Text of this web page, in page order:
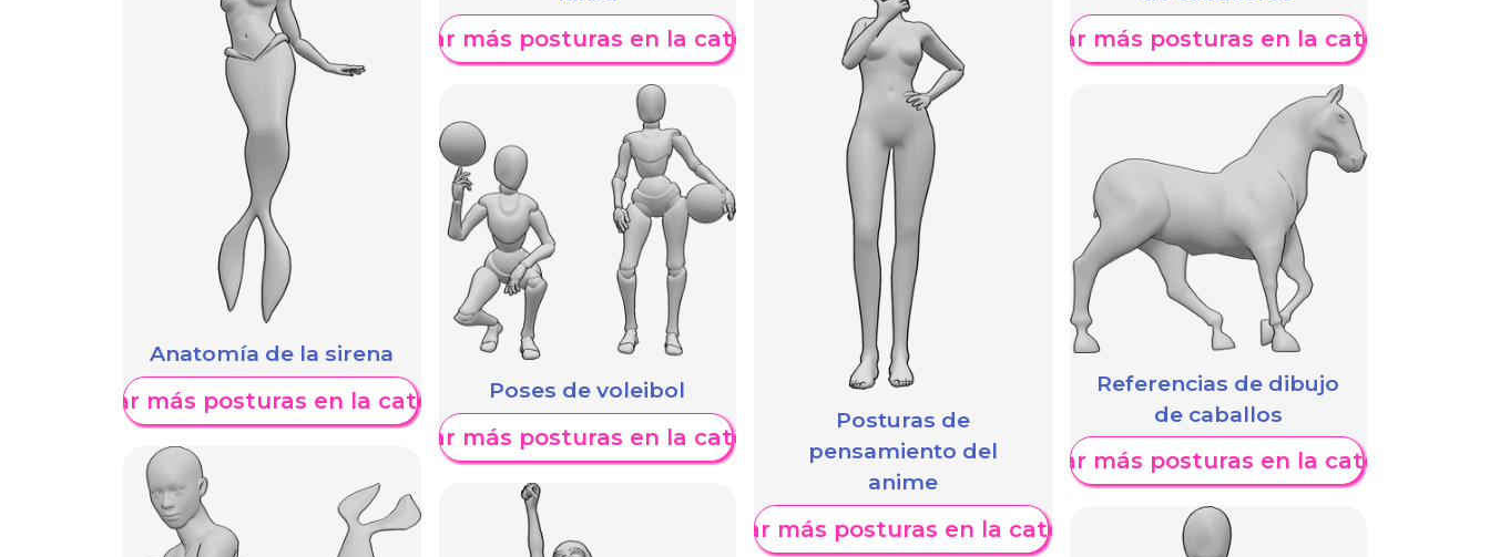
Anatomía de la sirena
Mostrar más posturas en la categoría
Mostrar más posturas en la categoría
Poses de voleibol
Mostrar más posturas en la categoría
Posturas de
pensamiento del
anime
Mostrar más posturas en la categoría
Mostrar más posturas en la categoría
Referencias de dibujo
de caballos
Mostrar más posturas en la categoría